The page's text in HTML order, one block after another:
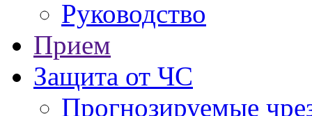
Руководство
Прием
Защита от ЧС
Прогнозируемые